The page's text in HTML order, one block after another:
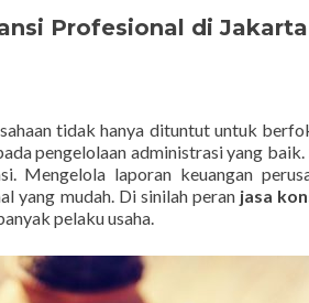
Profesional di
tidak hanya dituntut untuk
pengelolaan administrasi yang
Mengelola laporan keuangan
yang mudah. Di sinilah peran jasa
pelaku usaha.